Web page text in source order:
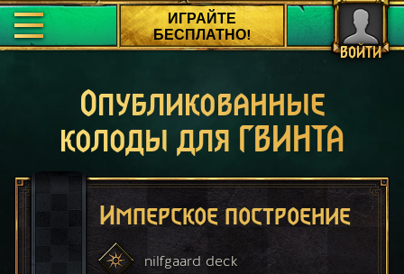
ВОЙТИ
ИГРАЙТЕ
БЕСПЛАТНО!
Опубликованные
колоды для ГВИНТА
Имперское построение
nilfgaard deck